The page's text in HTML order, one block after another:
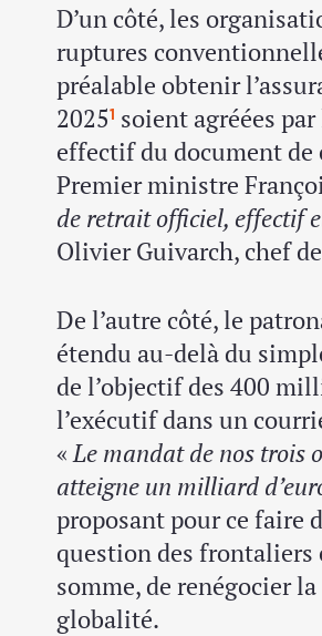
D’un côté, les
ruptures
préalable obtenir
20251
soient agréées
effectif du document de
Premier ministre
de retrait officiel, effectif
Olivier Guivarch, chef
De l’autre côté, le
étendu au-delà du
de l’objectif des 400
l’exécutif dans un
«Le mandat de nos trois
atteigne un milliard
proposant pour ce faire
question des
somme, de renégocier
globalité.